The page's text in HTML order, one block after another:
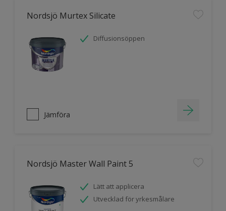
Nordsjö Murtex Silicate
Diffusionsöppen
Jämföra
Nordsjö Master Wall Paint 5
Lätt att applicera
Utvecklad för yrkesmålare